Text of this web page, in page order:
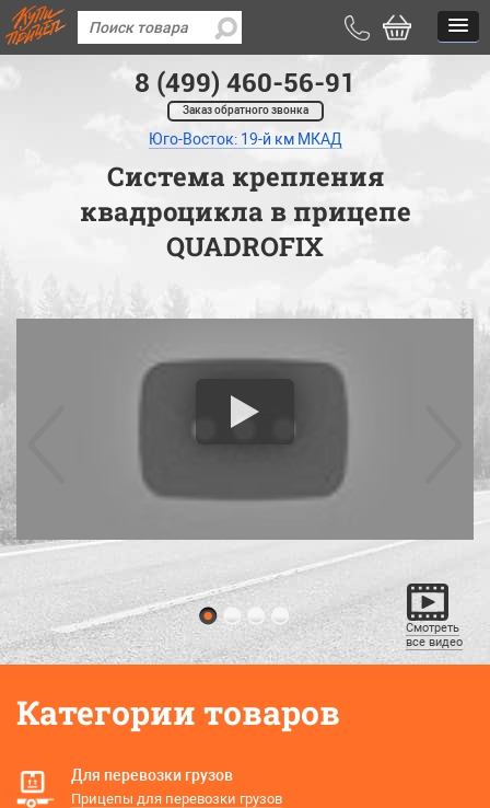
8 (499) 460-56-91
Заказ обратного звонка
Юго-Восток: 19-й км МКАД
Смотреть
все видео
Система крепления
квадроцикла в прицепе
QUADROFIX
Категории товаров
Для перевозки грузов
Прицепы для перевозки грузов